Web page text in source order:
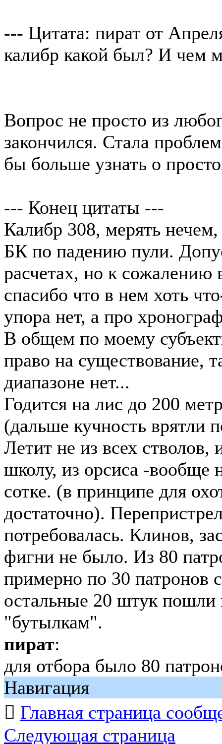
--- Цитата: пират от
калибр какой был? И чем
Вопрос не просто из
закончился. Стала
бы больше узнать о
--- Конец цитаты ---
Калибр 308, мерять
БК по падению пули.
расчетах, но к
спасибо что в нем хоть
упора нет, а про
В общем по моему
право на существование,
диапазоне нет...
Годится на лис до 200
(дальше кучность врятли
Летит не из всех
школу, из орсиса -вообще
сотке. (в принципе для
достаточно).
потребовалась. Клинов,
фигни не было. Из 80
примерно по 30 патронов
остальные 20 штук пошли
"бутылкам".
пират:
для отбора было 80
Навигация
 Главная страница
Следующая страница